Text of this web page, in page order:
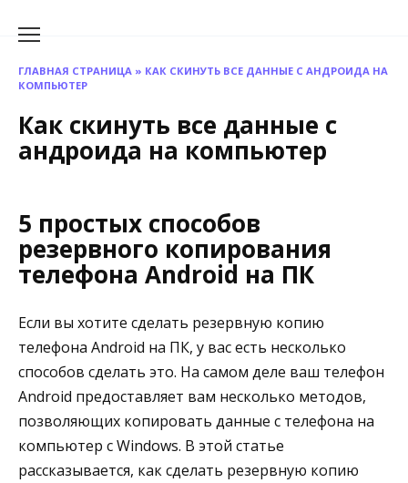
ГЛАВНАЯ СТРАНИЦА » КАК СКИНУТЬ ВСЕ ДАННЫЕ С АНДРОИДА НА
КОМПЬЮТЕР
Как скинуть все данные с
андроида на компьютер
5 простых способов
резервного копирования
телефона Android на ПК
Если вы хотите сделать резервную копию
телефона Android на ПК, у вас есть несколько
способов сделать это. На самом деле ваш телефон
Android предоставляет вам несколько методов,
позволяющих копировать данные с телефона на
компьютер с Windows. В этой статье
рассказывается, как сделать резервную копию